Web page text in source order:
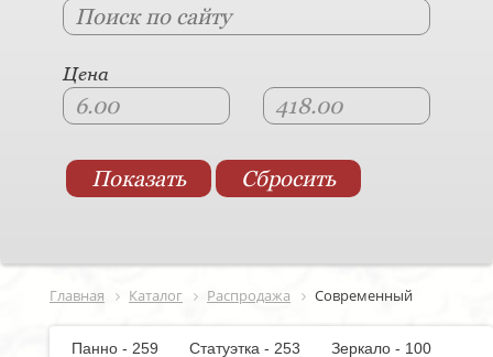
Цена
Главная Каталог Распродажа Современный
Панно - 259 Статуэтка - 253
Зеркало - 100